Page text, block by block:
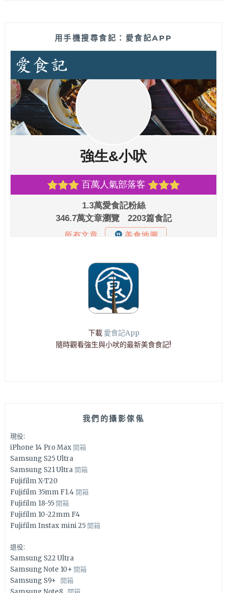
用手機搜尋食記：愛食記APP
下載 愛食記App
隨時觀看強生與小吠的最新美食食記!
我們的攝影傢俬
現役:
iPhone 14 Pro Max 開箱
Samsung S25 Ultra
Samsung S21 Ultra 開箱
Fujifilm X-T20
Fujifilm 35mm F1.4 開箱
Fujifilm 18-55 開箱
Fujifilm 10-22mm F4
Fujifilm Instax mini 25 開箱
退役:
Samsung S22 Ultra
Samsung Note 10+ 開箱
Samsung S9+ 開箱